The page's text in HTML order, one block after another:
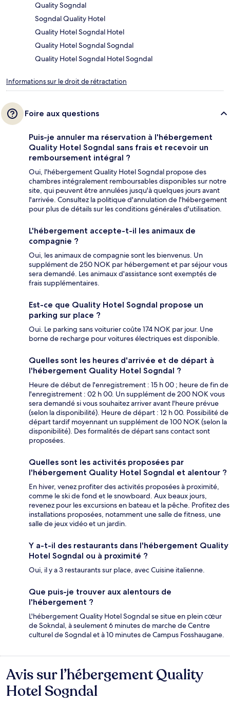
Quality Sogndal
Sogndal Quality Hotel
Quality Hotel Sogndal Hotel
Quality Hotel Sogndal Sogndal
Quality Hotel Sogndal Hotel Sogndal
Informations sur le droit de rétractation
Foire aux questions
Puis-je annuler ma réservation à l'hébergement
Quality Hotel Sogndal sans frais et recevoir un
remboursement intégral ?
Oui, l'hébergement Quality Hotel Sogndal propose des
chambres intégralement remboursables disponibles sur notre
site, qui peuvent être annulées jusqu'à quelques jours avant
l'arrivée. Consultez la politique d'annulation de l'hébergement
pour plus de détails sur les conditions générales d'utilisation.
L'hébergement accepte-t-il les animaux de
compagnie ?
Oui, les animaux de compagnie sont les bienvenus. Un
supplément de 250 NOK par hébergement et par séjour vous
sera demandé. Les animaux d'assistance sont exemptés de
frais supplémentaires.
Est-ce que Quality Hotel Sogndal propose un
parking sur place ?
Oui. Le parking sans voiturier coûte 174 NOK par jour. Une
borne de recharge pour voitures électriques est disponible.
Quelles sont les heures d'arrivée et de départ à
l'hébergement Quality Hotel Sogndal ?
Heure de début de l'enregistrement : 15 h 00 ; heure de fin de
l'enregistrement : 02 h 00. Un supplément de 200 NOK vous
sera demandé si vous souhaitez arriver avant l'heure prévue
(selon la disponibilité). Heure de départ : 12 h 00. Possibilité de
départ tardif moyennant un supplément de 100 NOK (selon la
disponibilité). Des formalités de départ sans contact sont
proposées.
Quelles sont les activités proposées par
l'hébergement Quality Hotel Sogndal et alentour ?
En hiver, venez profiter des activités proposées à proximité,
comme le ski de fond et le snowboard. Aux beaux jours,
revenez pour les excursions en bateau et la pêche. Profitez des
installations proposées, notamment une salle de fitness, une
salle de jeux vidéo et un jardin.
Y a-t-il des restaurants dans l'hébergement Quality
Hotel Sogndal ou à proximité ?
Oui, il y a 3 restaurants sur place, avec Cuisine italienne.
Que puis-je trouver aux alentours de
l'hébergement ?
L'hébergement Quality Hotel Sogndal se situe en plein cœur
de Sokndal, à seulement 6 minutes de marche de Centre
culturel de Sogndal et à 10 minutes de Campus Fosshaugane.
Avis
Avis sur l’hébergement Quality
Hotel Sogndal